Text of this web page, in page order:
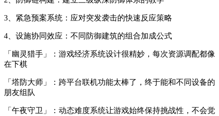
3、紧急预案系统：应对突发袭击的快速反应策略
4、设施协同效应：不同防御建筑的组合加成公式
「幽灵猎手」：游戏经济系统设计很精妙，每次资源调配都像
在下棋
「塔防大师」：跨平台联机功能太棒了，终于能和不同设备的
朋友组队
「午夜守卫」：动态难度系统让游戏始终保持挑战性，不会觉